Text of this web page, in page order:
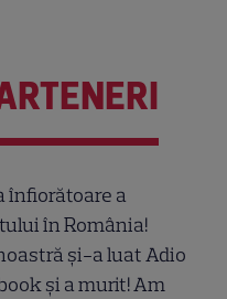
înfiorătoare a
în România!
și-a luat Adio
și a murit! Am